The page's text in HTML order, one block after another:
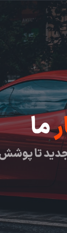
ما
تا